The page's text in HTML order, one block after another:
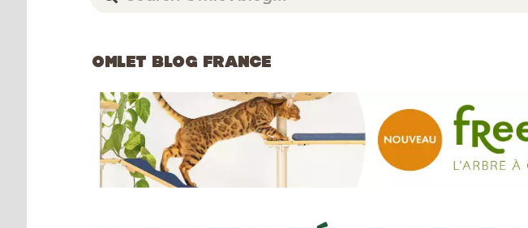
OMLET BLOG FRANCE